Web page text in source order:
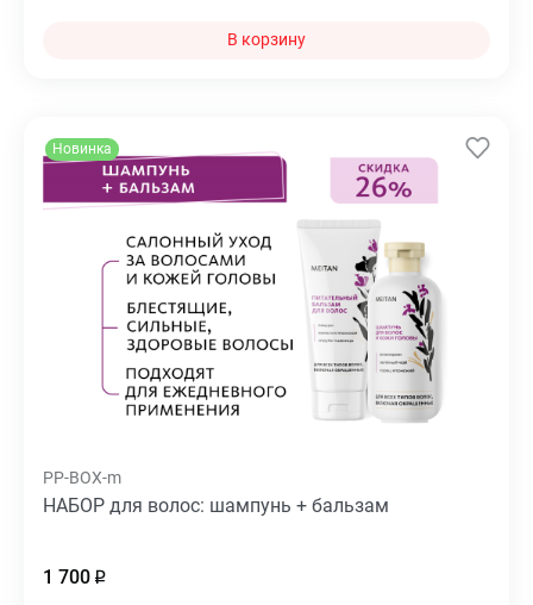
В корзину
Новинка
PP-BOX-m
НАБОР для волос: шампунь + бальзам
1 700